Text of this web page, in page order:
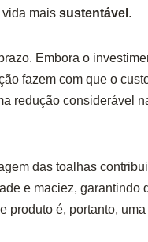
mais sustentável .
Embora o
fazem com que o
redução considerável
das toalhas
e maciez, garantindo
produto é, portanto,